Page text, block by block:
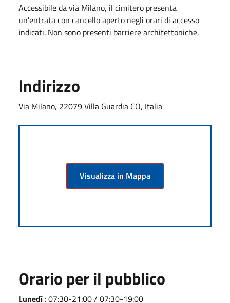
Accessibile da via Milano, il cimitero presenta
un'entrata con cancello aperto negli orari di accesso
indicati. Non sono presenti barriere architettoniche.
Indirizzo
Via Milano, 22079 Villa Guardia CO, Italia
Visualizza in Mappa
Orario per il pubblico
Lunedì : 07:30-21:00 / 07:30-19:00